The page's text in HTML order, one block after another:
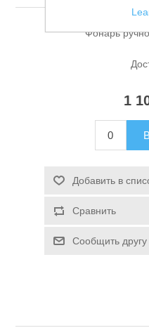
Фонарь
1
Добавить в
Сравнить
Сообщить другу